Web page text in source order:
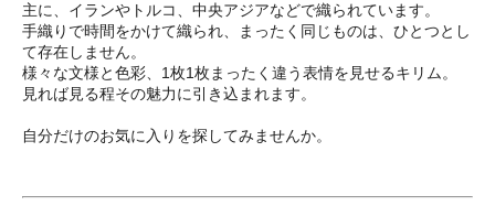
主に、イランやトルコ、中央アジアなどで織られています。
手織りで時間をかけて織られ、まったく同じものは、ひとつとし
て存在しません。
様々な文様と色彩、1枚1枚まったく違う表情を見せるキリム。
見れば見る程その魅力に引き込まれます。
自分だけのお気に入りを探してみませんか。